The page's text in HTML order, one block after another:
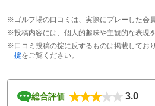
※ゴルフ場の口コミは、実際にプレーした会
※投稿内容には、個人的趣味や主観的な表現
※口コミ投稿の掟に反するものは掲載してお
掟をご覧ください。
総合評価
3.0